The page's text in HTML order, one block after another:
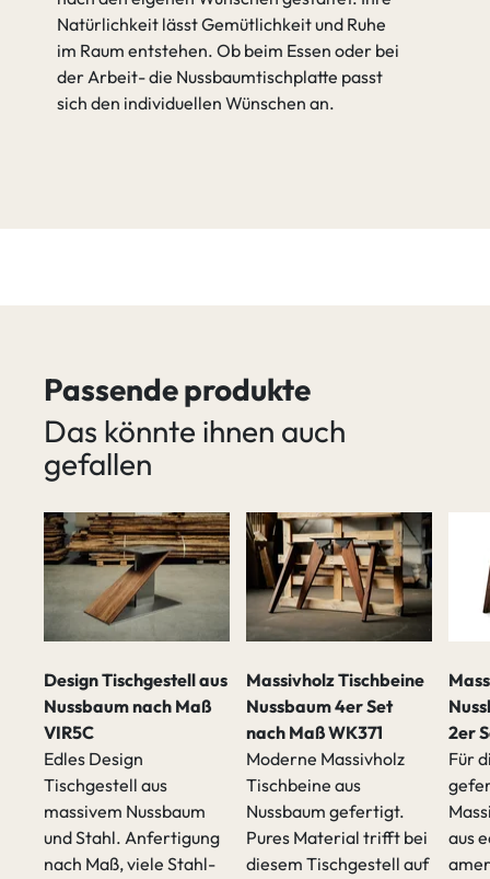
Natürlichkeit lässt Gemütlichkeit und Ruhe
im Raum entstehen. Ob beim Essen oder bei
der Arbeit- die Nussbaumtischplatte passt
sich den individuellen Wünschen an.
Passende produkte
Das könnte ihnen auch
gefallen
Design Tischgestell aus
Nussbaum nach Maß
VIR5C
Edles Design
Tischgestell aus
massivem Nussbaum
und Stahl. Anfertigung
nach Maß, viele Stahl-
Massivholz Tischbeine
Nussbaum 4er Set
nach Maß WK371
Moderne Massivholz
Tischbeine aus
Nussbaum gefertigt.
Pures Material trifft bei
diesem Tischgestell auf
2er
Für
aus